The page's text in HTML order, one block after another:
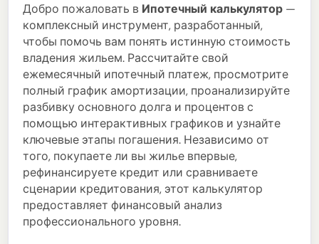
Добро пожаловать в Ипотечный калькулятор —
комплексный инструмент, разработанный,
чтобы помочь вам понять истинную стоимость
владения жильем. Рассчитайте свой
ежемесячный ипотечный платеж, просмотрите
полный график амортизации, проанализируйте
разбивку основного долга и процентов с
помощью интерактивных графиков и узнайте
ключевые этапы погашения. Независимо от
того, покупаете ли вы жилье впервые,
рефинансируете кредит или сравниваете
сценарии кредитования, этот калькулятор
предоставляет финансовый анализ
профессионального уровня.